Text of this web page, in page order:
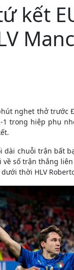
kết
nghẹt thở trước
trong hiệp phụ
dài chuỗi trận bất
về số trận thắng
thời HLV